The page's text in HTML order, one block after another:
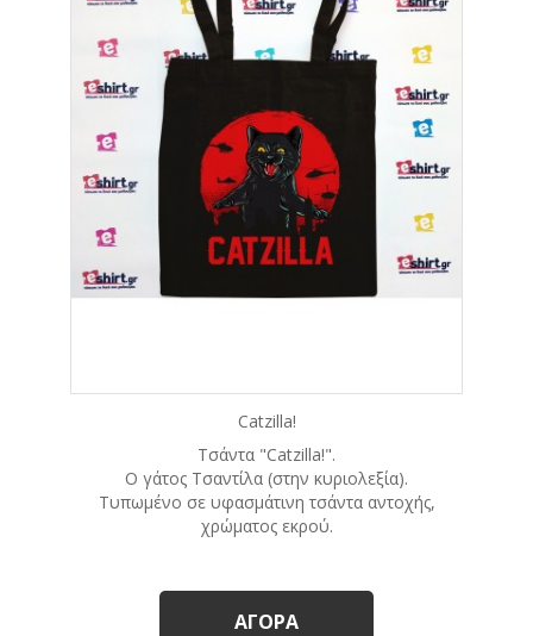
Catzilla!
Τσάντα "Catzilla!".
Ο γάτος Τσαντίλα (στην κυριολεξία).
Τυπωμένο σε υφασμάτινη τσάντα αντοχής,
χρώματος εκρού.
ΑΓΟΡΆ